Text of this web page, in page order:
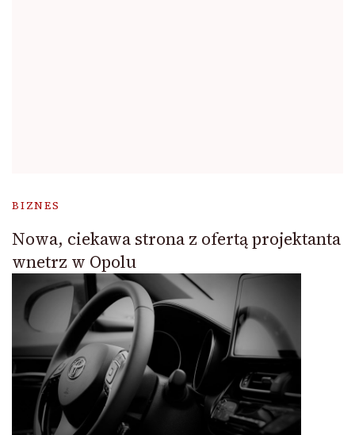
BIZNES
Nowa, ciekawa strona z ofertą projektanta
wnetrz w Opolu